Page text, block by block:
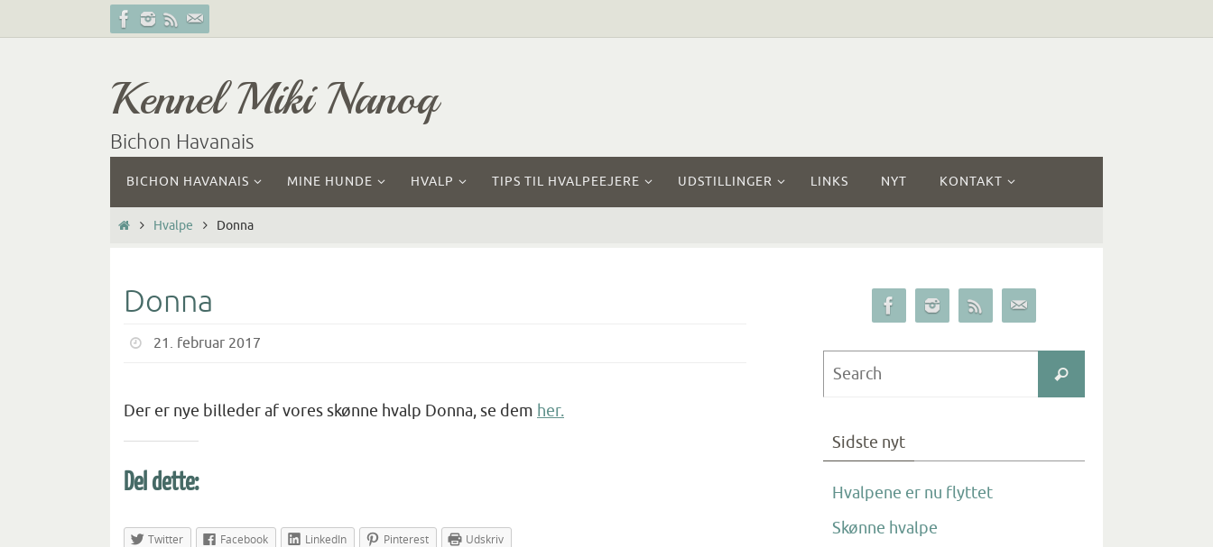
to
Kennel Miki Nanoq
Bichon Havanais
content
BICHON HAVANAIS MINE HUNDE HVALP TIPS TIL HVALPEEJERE UDSTILLINGER LINKS NYT KONTAKT
HomeHvalpe Donna
Donna
21. februar 2017
Der er nye billeder af vores skønne hvalp Donna, se dem her.
Del dette:
Twitter Facebook LinkedIn Pinterest Udskriv
Search
Sidste nyt
Hvalpene er nu flyttet
Skønne hvalpe